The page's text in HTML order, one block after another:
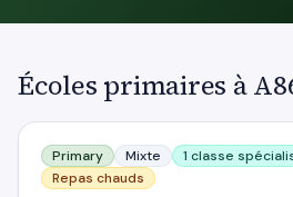
Écoles primaires à
Dunboyne Junior N S
Primary Mixte
1 classe
Repas chauds